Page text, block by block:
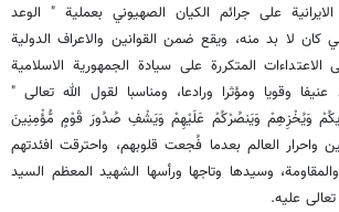
على جرائم الكيان الصهيوني بعملية " الوعد
طبيعي كان لا بد منه، ويقع ضمن القوانين والاعراف الدولية
المتكررة على سيادة الجمهورية الاسلامية
عنيفا وقويا ومؤثرا ورادعا، ومناسبا لقول الله تعالى "
وَيُخْزِهِمْ وَيَنصُرْكُمْ عَلَيْهِمْ وَيَشْفِ صُدُورَ قَوْمٍ مُّؤْمِنِينَ
واحرار العالم بعدما فُجعت قلوبهم، واحترقت افئدتهم
وسيدها وتاجها ورأسها الشهيد المعظم السيد
عليه.